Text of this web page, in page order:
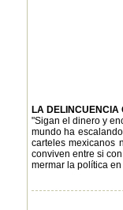
LA
"Sigan el dinero y
mundo ha
carteles mexicanos
conviven entre si
mermar la política